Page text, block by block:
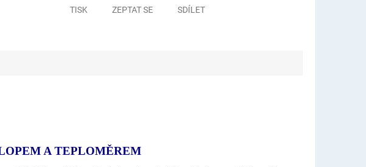
TISK ZEPTAT SE SDÍLET
A TEPLOMĚREM